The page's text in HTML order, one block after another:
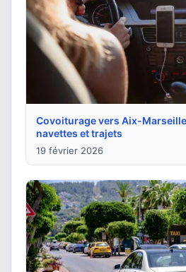
Covoiturage vers Aix-
navettes et trajets
19 février 2026